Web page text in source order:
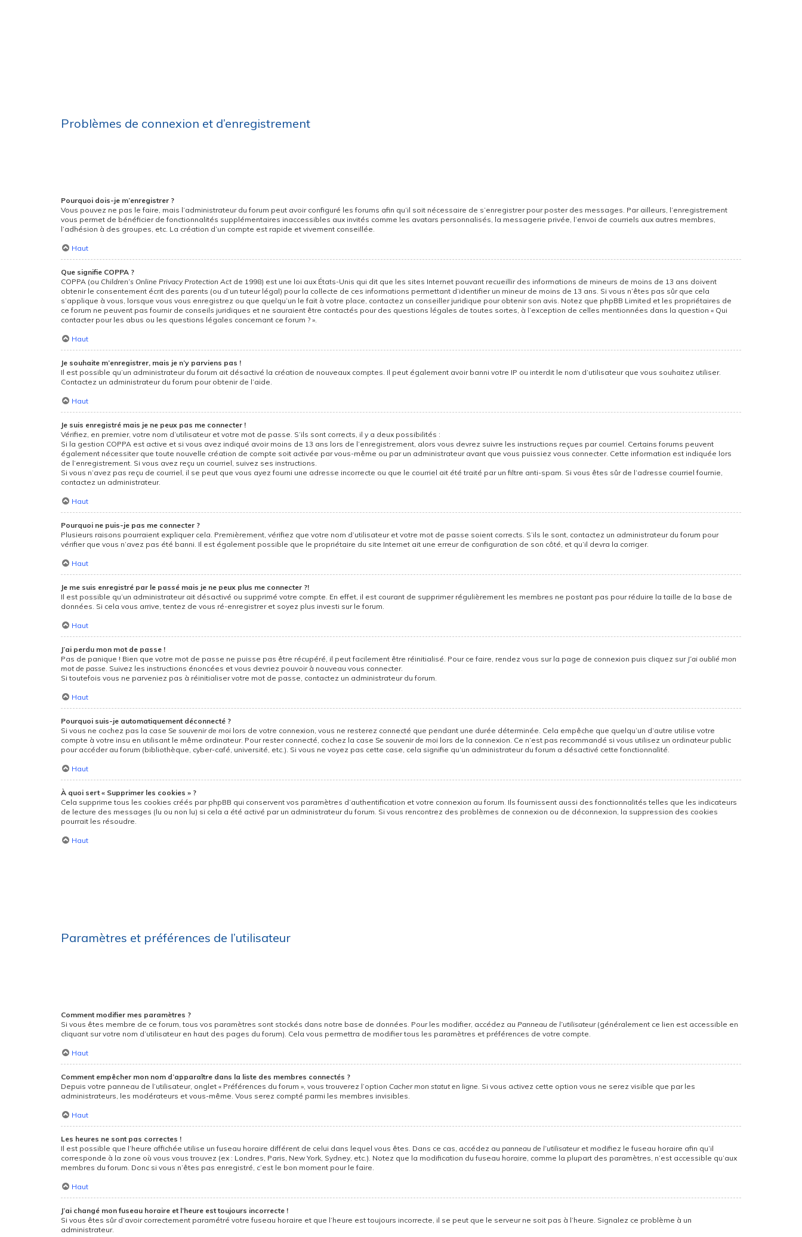
Problèmes de connexion et d’enregistrement
Pourquoi dois-je m’enregistrer ?
Vous pouvez ne pas le faire, mais l’administrateur du forum peut avoir configuré les forums afin qu’il soit nécessaire de s’enregistrer pour poster des messages. Par ailleurs, l’enregistrement
vous permet de bénéficier de fonctionnalités supplémentaires inaccessibles aux invités comme les avatars personnalisés, la messagerie privée, l’envoi de courriels aux autres membres,
l’adhésion à des groupes, etc. La création d’un compte est rapide et vivement conseillée.
Haut
Que signifie COPPA ?
COPPA (ouChildren’s Online Privacy Protection Actde 1998) est une loi aux États-Unis qui dit que les sites Internet pouvant recueillir des informations de mineurs de moins de 13 ans doivent
obtenir le consentement écrit des parents (ou d’un tuteur légal) pour la collecte de ces informations permettant d’identifier un mineur de moins de 13 ans. Si vous n’êtes pas sûr que cela
s’applique à vous, lorsque vous vous enregistrez ou que quelqu’un le fait à votre place, contactez un conseiller juridique pour obtenir son avis. Notez que phpBB Limited et les propriétaires de
ce forum ne peuvent pas fournir de conseils juridiques et ne sauraient être contactés pour des questions légales de toutes sortes, à l’exception de celles mentionnées dans la question « Qui
contacter pour les abus ou les questions légales concernant ce forum ? ».
Haut
Je souhaite m’enregistrer, mais je n’y parviens pas !
Il est possible qu’un administrateur du forum ait désactivé la création de nouveaux comptes. Il peut également avoir banni votre IP ou interdit le nom d’utilisateur que vous souhaitez utiliser.
Contactez un administrateur du forum pour obtenir de l’aide.
Haut
Je suis enregistré mais je ne peux pas me connecter !
Vérifiez, en premier, votre nom d’utilisateur et votre mot de passe. S’ils sont corrects, il y a deux possibilités :
Si la gestion COPPA est active et si vous avez indiqué avoir moins de 13 ans lors de l’enregistrement, alors vous devrez suivre les instructions reçues par courriel. Certains forums peuvent
également nécessiter que toute nouvelle création de compte soit activée par vous-même ou par un administrateur avant que vous puissiez vous connecter. Cette information est indiquée lors
de l’enregistrement. Si vous avez reçu un courriel, suivez ses instructions.
Si vous n’avez pas reçu de courriel, il se peut que vous ayez fourni une adresse incorrecte ou que le courriel ait été traité par un filtre anti-spam. Si vous êtes sûr de l’adresse courriel fournie,
contactez un administrateur.
Haut
Pourquoi ne puis-je pas me connecter ?
Plusieurs raisons pourraient expliquer cela. Premièrement, vérifiez que votre nom d’utilisateur et votre mot de passe soient corrects. S’ils le sont, contactez un administrateur du forum pour
vérifier que vous n’avez pas été banni. Il est également possible que le propriétaire du site Internet ait une erreur de configuration de son côté, et qu’il devra la corriger.
Haut
Je me suis enregistré par le passé mais je ne peux plus me connecter ?!
Il est possible qu’un administrateur ait désactivé ou supprimé votre compte. En effet, il est courant de supprimer régulièrement les membres ne postant pas pour réduire la taille de la base de
données. Si cela vous arrive, tentez de vous ré-enregistrer et soyez plus investi sur le forum.
Haut
J’ai perdu mon mot de passe !
Pas de panique ! Bien que votre mot de passe ne puisse pas être récupéré, il peut facilement être réinitialisé. Pour ce faire, rendez vous sur la page de connexion puis cliquez sur J’ai oublié mon
mot de passe. Suivez les instructions énoncées et vous devriez pouvoir à nouveau vous connecter.
Si toutefois vous ne parveniez pas à réinitialiser votre mot de passe, contactez un administrateur du forum.
Haut
Pourquoi suis-je automatiquement déconnecté ?
Si vous ne cochez pas la caseSe souvenir de moi lors de votre connexion, vous ne resterez connecté que pendant une durée déterminée. Cela empêche que quelqu’un d’autre utilise votre
compte à votre insu en utilisant le même ordinateur. Pour rester connecté, cochez la caseSe souvenir de moi lors de la connexion. Ce n’est pas recommandé si vous utilisez un ordinateur public
pour accéder au forum (bibliothèque, cyber-café, université, etc.). Si vous ne voyez pas cette case, cela signifie qu’un administrateur du forum a désactivé cette fonctionnalité.
Haut
À quoi sert « Supprimer les cookies » ?
Cela supprime tous les cookies créés par phpBB qui conservent vos paramètres d’authentification et votre connexion au forum. Ils fournissent aussi des fonctionnalités telles que les indicateurs
de lecture des messages (lu ou non lu) si cela a été activé par un administrateur du forum. Si vous rencontrez des problèmes de connexion ou de déconnexion, la suppression des cookies
pourrait les résoudre.
Haut
Paramètres et préférences de l’utilisateur
Comment modifier mes paramètres ?
Si vous êtes membre de ce forum, tous vos paramètres sont stockés dans notre base de données. Pour les modifier, accédez auPanneau de l’utilisateur(généralement ce lien est accessible en
cliquant sur votre nom d’utilisateur en haut des pages du forum). Cela vous permettra de modifier tous les paramètres et préférences de votre compte.
Haut
Comment empêcher mon nom d’apparaître dans la liste des membres connectés ?
Depuis votre panneau de l’utilisateur, onglet « Préférences du forum », vous trouverez l’optionCacher mon statut en ligne. Si vous activez cette option vous ne serez visible que par les
administrateurs, les modérateurs et vous-même. Vous serez compté parmi les membres invisibles.
Haut
Les heures ne sont pas correctes !
Il est possible que l’heure affichée utilise un fuseau horaire différent de celui dans lequel vous êtes. Dans ce cas, accédez aupanneau de l’utilisateuret modifiez le fuseau horaire afin qu’il
corresponde à la zone où vous vous trouvez (ex : Londres, Paris, New York, Sydney, etc.). Notez que la modification du fuseau horaire, comme la plupart des paramètres, n’est accessible qu’aux
membres du forum. Donc si vous n’êtes pas enregistré, c’est le bon moment pour le faire.
Haut
J’ai changé mon fuseau horaire et l’heure est toujours incorrecte !
Si vous êtes sûr d’avoir correctement paramétré votre fuseau horaire et que l’heure est toujours incorrecte, il se peut que le serveur ne soit pas à l’heure. Signalez ce problème à un
administrateur.